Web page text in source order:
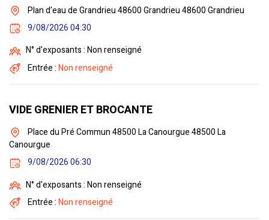
Plan d'eau de Grandrieu 48600 Grandrieu 48600 Grandrieu
9/08/2026 04:30
N° d'exposants : Non renseigné
Entrée :Non renseigné
VIDE GRENIER ET BROCANTE
Place du Pré Commun 48500 La Canourgue 48500 La
Canourgue
9/08/2026 06:30
N° d'exposants : Non renseigné
Entrée :Non renseigné